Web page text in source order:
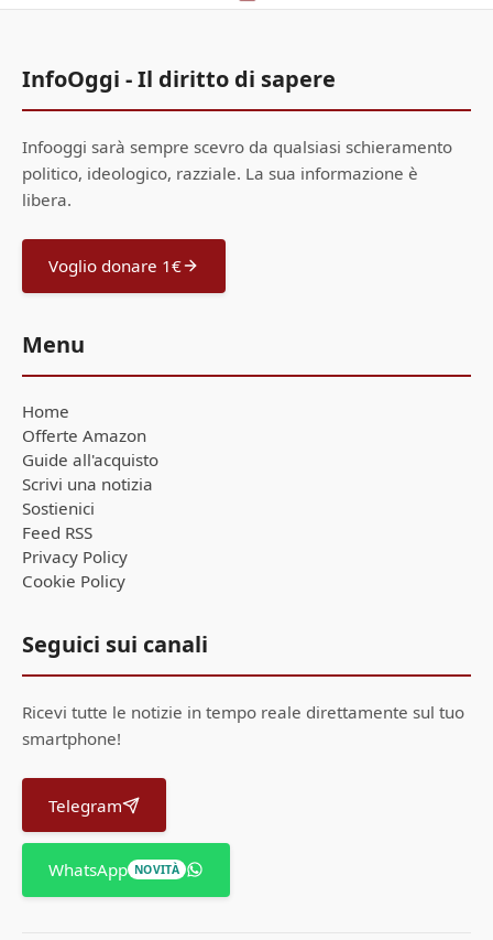
InfoOggi - Il diritto di sapere
Infooggi sarà sempre scevro da qualsiasi schieramento
politico, ideologico, razziale. La sua informazione è
libera.
Voglio donare 1€
Menu
Home
Offerte Amazon
Guide all'acquisto
Scrivi una notizia
Sostienici
Feed RSS
Privacy Policy
Cookie Policy
Seguici sui canali
Ricevi tutte le notizie in tempo reale direttamente sul tuo
smartphone!
Telegram
WhatsApp NOVITÀ